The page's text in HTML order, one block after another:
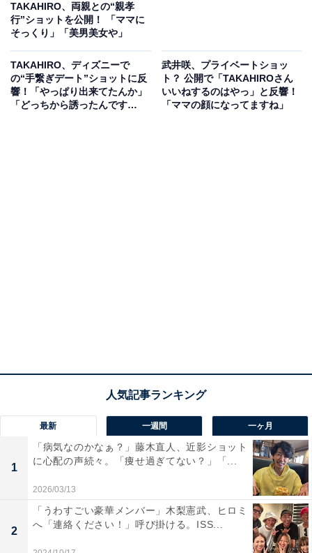
TAKAHIRO、両親との“親孝
行”ショットを公開！ 「ママに
そっくり」「美男美女や」
TAKAHIRO、ディズニーで
の“手繋ぎデート”ショットに反
響！「やっぱり出来てたんか」
「どっちから誘ったんです
武井咲、プライベートショッ
ト？ 公開で「TAKAHIROさん
いいねするのはやっ」と反響！
「ママの顔になってますね」
最新 一週間 一ヶ月
1
「病気なのかなぁ？」藤木直人、近影ショット
に心配の声続々。「痩せ過ぎてない？」「...
2026/03/13
2
「うわすごい豪華メンバー」木梨憲武、ヒロミ
へ「連絡ください！」呼び掛ける。ISS...